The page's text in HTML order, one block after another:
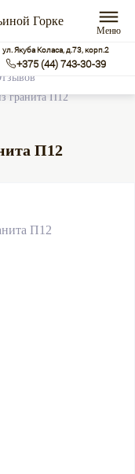
Меню
ул. Якуба Коласа, д.73, корп.2
+375 (44) 743-30-39
гранита П12
П12